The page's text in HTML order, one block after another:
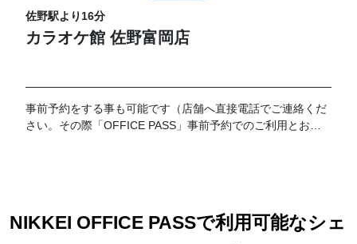
佐野駅より16分
カラオケ館 佐野富岡店
事前予約をする事も可能です（店舗へ直接電話でご連絡くだ
さい。その際「OFFICE PASS」事前予約でのご利用とお伝
NIKKEI OFFICE PASSで利用可能なシェ